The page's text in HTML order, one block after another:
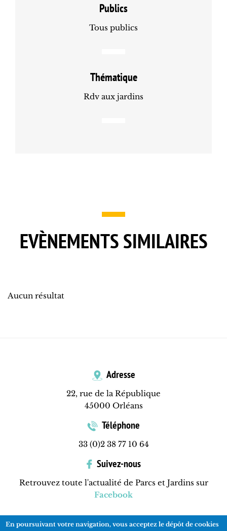
Publics
Tous publics
Thématique
Rdv aux jardins
EVÈNEMENTS SIMILAIRES
Aucun résultat
Adresse
22, rue de la République
45000 Orléans
Téléphone
33 (0)2 38 77 10 64
Suivez-nous
Retrouvez toute l'actualité de Parcs et Jardins sur
Facebook
En poursuivant votre navigation, vous acceptez le dépôt de cookies